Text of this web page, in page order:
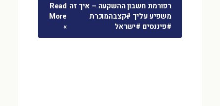
רפורמת חשבון ההשקעה – איך זה
משפיע עליך #קצבהמוכרת
#פיננסים #ישראל
Read
More
»